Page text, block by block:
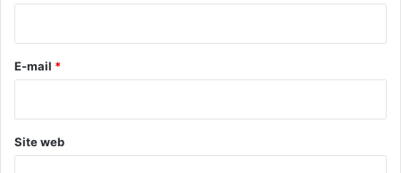
e
E-mail *
Site web